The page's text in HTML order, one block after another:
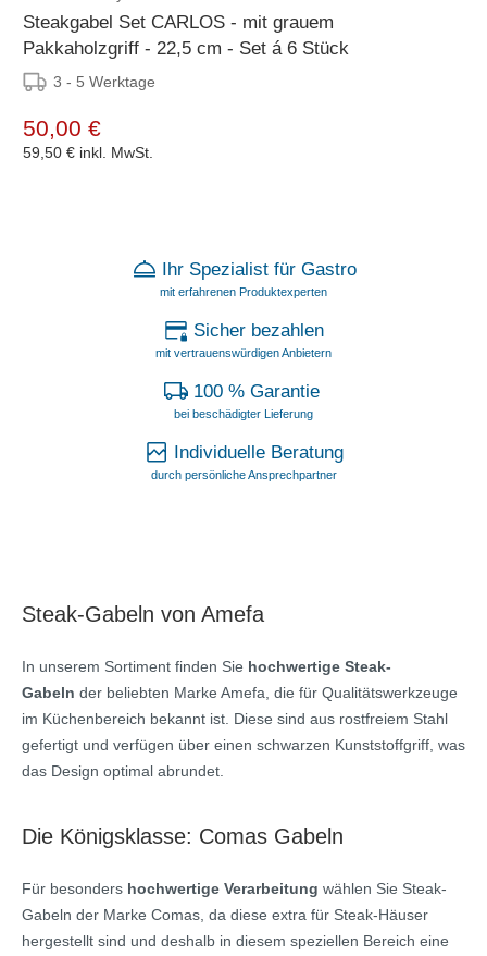
Steakgabel Set CARLOS - mit grauem
Pakkaholzgriff - 22,5 cm - Set á 6 Stück
3 - 5 Werktage
50,00 €
59,50 € inkl. MwSt.
Ihr Spezialist für Gastro
mit erfahrenen Produktexperten
Sicher bezahlen
mit vertrauenswürdigen Anbietern
100 % Garantie
bei beschädigter Lieferung
Individuelle Beratung
durch persönliche Ansprechpartner
Steak-Gabeln von Amefa
In unserem Sortiment finden Sie hochwertige Steak-
Gabeln der beliebten Marke Amefa, die für Qualitätswerkzeuge
im Küchenbereich bekannt ist. Diese sind aus rostfreiem Stahl
gefertigt und verfügen über einen schwarzen Kunststoffgriff, was
das Design optimal abrundet.
Die Königsklasse: Comas Gabeln
Für besonders hochwertige Verarbeitung wählen Sie Steak-
Gabeln der Marke Comas, da diese extra für Steak-Häuser
hergestellt sind und deshalb in diesem speziellen Bereich eine